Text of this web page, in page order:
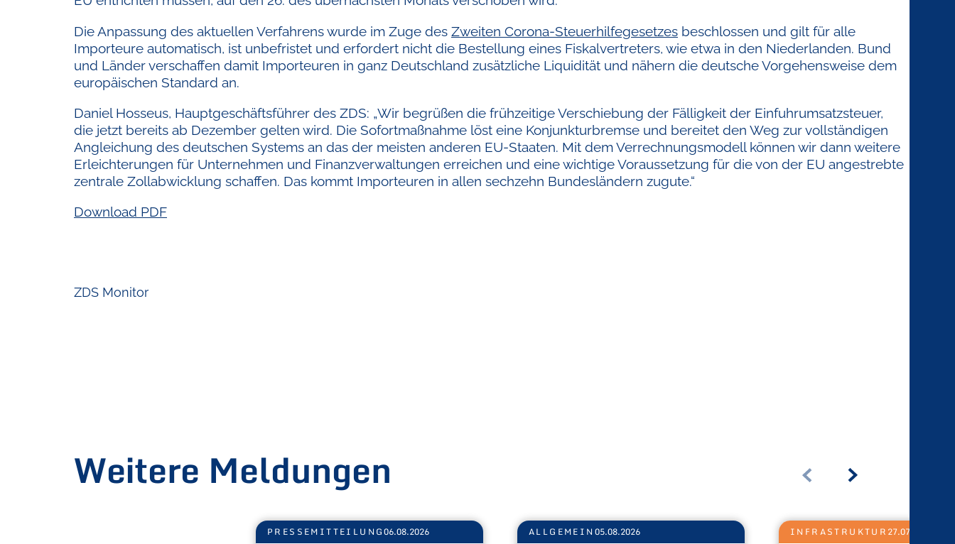
Die Anpassung des aktuellen Verfahrens wurde im Zuge des Zweiten Corona-Steuerhilfegesetzes beschlossen und gilt für alle
Importeure automatisch, ist unbefristet und erfordert nicht die Bestellung eines Fiskalvertreters, wie etwa in den Niederlanden. Bund
und Länder verschaffen damit Importeuren in ganz Deutschland zusätzliche Liquidität und nähern die deutsche Vorgehensweise dem
europäischen Standard an.
Daniel Hosseus, Hauptgeschäftsführer des ZDS: „Wir begrüßen die frühzeitige Verschiebung der Fälligkeit der Einfuhrumsatzsteuer,
die jetzt bereits ab Dezember gelten wird. Die Sofortmaßnahme löst eine Konjunkturbremse und bereitet den Weg zur vollständigen
Angleichung des deutschen Systems an das der meisten anderen EU-Staaten. Mit dem Verrechnungsmodell können wir dann weitere
Erleichterungen für Unternehmen und Finanzverwaltungen erreichen und eine wichtige Voraussetzung für die von der EU angestrebte
zentrale Zollabwicklung schaffen. Das kommt Importeuren in allen sechzehn Bundesländern zugute.“
Download PDF
ZDS Monitor
Weitere Meldungen
PRESSEMITTEILUNG06.08.2026 ALLGEMEIN 05.08.2026 INFRASTRUKTUR 27.07.2026